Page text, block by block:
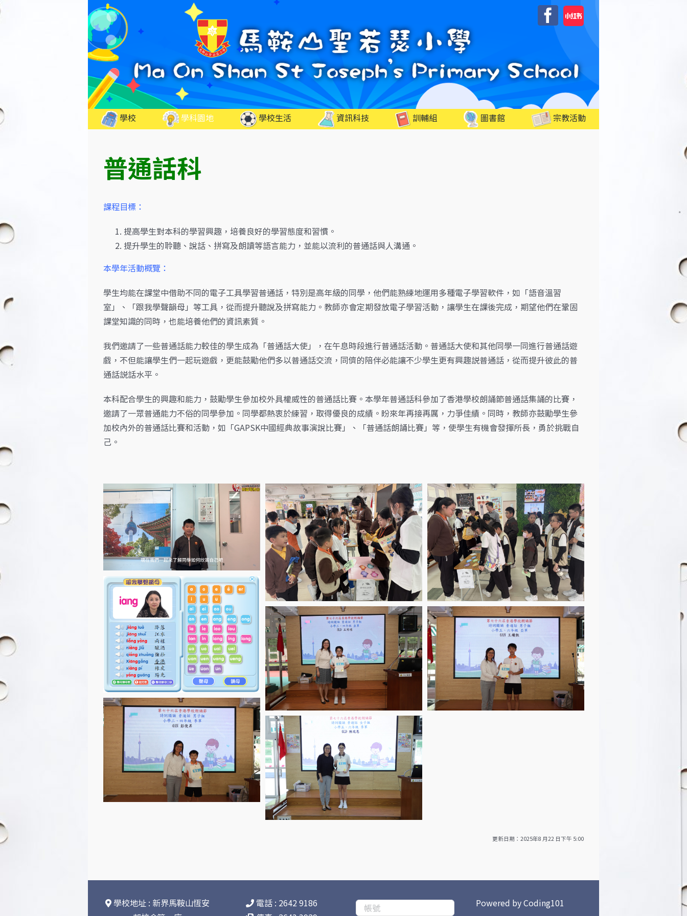
Skip
Facebook
自
訂
學校 學科園地 學校生活 資訊科技 訓輔組 圖書館 宗教活動
普通話科
課程目標：
提高學生對本科的學習興趣，培養良好的學習態度和習慣。
提升學生的聆聽、說話、拼寫及朗讀等語言能力，並能以流利的普通話與人溝通。
本學年活動概覽：
學生均能在課堂中借助不同的電子工具學習普通話，特別是高年級的同學，他們能熟練地運用多種電子學習軟件，如「語音溫習
室」、「跟我學聲韻母」等工具，從而提升聽說及拼寫能力。教師亦會定期發放電子學習活動，讓學生在課後完成，期望他們在鞏固
課堂知識的同時，也能培養他們的資訊素質。
我們邀請了一些普通話能力較佳的學生成為「普通話大使」，在午息時段進行普通話活動。普通話大使和其他同學一同進行普通話遊
戲，不但能讓學生們一起玩遊戲，更能鼓勵他們多以普通話交流，同儕的陪伴必能讓不少學生更有興趣説普通話，從而提升彼此的普
通話説話水平。
本科配合學生的興趣和能力，鼓勵學生參加校外具權威性的普通話比賽。本學年普通話科參加了香港學校朗誦節普通話集誦的比賽，
邀請了一眾普通能力不俗的同學參加。同學都熱衷於練習，取得優良的成績。盼來年再接再厲，力爭佳績。同時，教師亦鼓勵學生參
加校內外的普通話比賽和活動，如「GAPSK中國經典故事演說比賽」、「普通話朗誦比賽」等，使學生有機會發揮所長，勇於挑戰自
己。
更新日期：2025年8 月22 日下午 5:00
學校地址 : 新界馬鞍山恆安
電話 : 2642 9186
Powered byCoding101